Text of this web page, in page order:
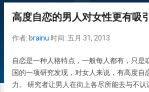
高度自恋的男人对女性更有吸
作者: brainu 时间: 五月 31, 2013
自恋是一种人格特点，一般每人都有，只是
国的一项研究发现，对女人来说，有高度自
力。 研究者让男人在街上各尽所能去与不